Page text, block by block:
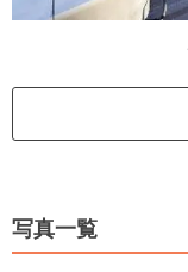
写真一覧